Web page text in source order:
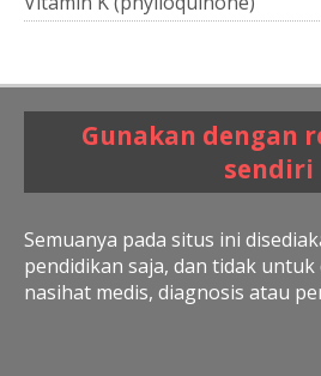
Gunakan dengan
sendiri
Semuanya pada situs ini
pendidikan saja, dan tidak
nasihat medis, diagnosis atau